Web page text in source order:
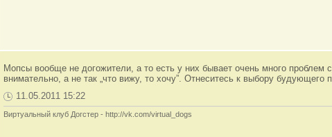
Мопсы вообще не догожители, а то есть у них бывает очень много
внимательно, а не так „что вижу, то хочу”. Отнеситесь к выбору будующего
11.05.2011 15:22
Виртуальный клуб Догстер - http://vk.com/virtual_dogs